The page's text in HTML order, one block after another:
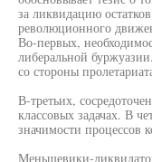
за ликвидацию
революционного
Во-первых,
либеральной
со стороны
В-третьих,
классовых задачах. В
значимости процессов
Меньшевики-